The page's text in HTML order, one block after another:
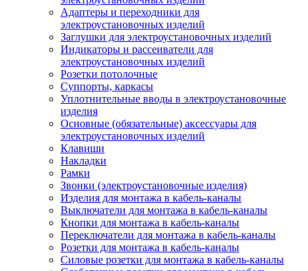
Адаптеры и переходники для
электроустановочных изделий
Заглушки для электроустановочных изделий
Индикаторы и рассеиватели для
электроустановочных изделий
Розетки потолочные
Суппорты, каркасы
Уплотнительные вводы в электроустановочные
изделия
Основные (обязательные) аксессуары для
электроустановочных изделий
Клавиши
Накладки
Рамки
Звонки (электроустановочные изделия)
Изделия для монтажа в кабель-каналы
Выключатели для монтажа в кабель-каналы
Кнопки для монтажа в кабель-каналы
Переключатели для монтажа в кабель-каналы
Розетки для монтажа в кабель-каналы
Силовые розетки для монтажа в кабель-каналы